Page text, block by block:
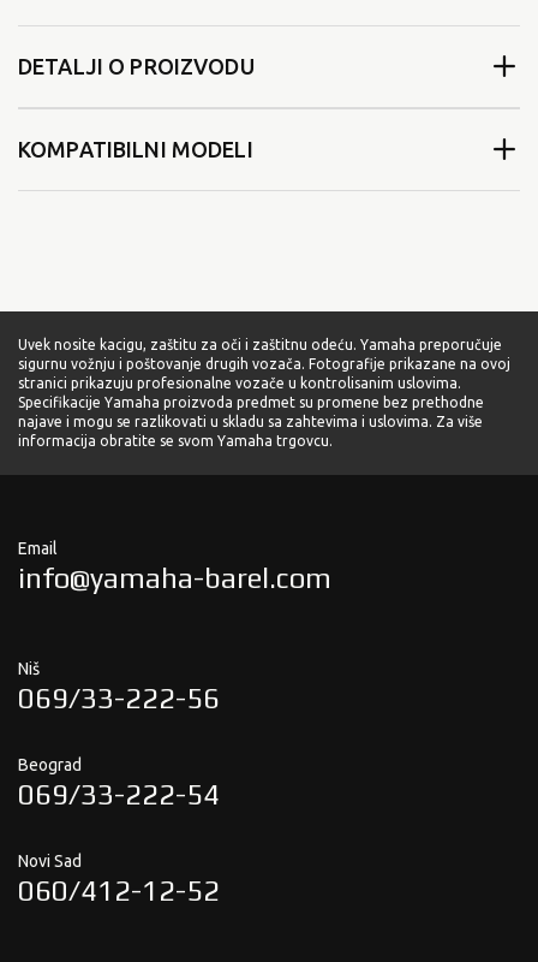
DETALJI O PROIZVODU
KOMPATIBILNI MODELI
Uvek nosite kacigu, zaštitu za oči i zaštitnu odeću. Yamaha preporučuje
sigurnu vožnju i poštovanje drugih vozača. Fotografije prikazane na ovoj
stranici prikazuju profesionalne vozače u kontrolisanim uslovima.
Specifikacije Yamaha proizvoda predmet su promene bez prethodne
najave i mogu se razlikovati u skladu sa zahtevima i uslovima. Za više
informacija obratite se svom Yamaha trgovcu.
Email
info@yamaha-barel.com
Niš
069/33-222-56
Beograd
069/33-222-54
Novi Sad
060/412-12-52